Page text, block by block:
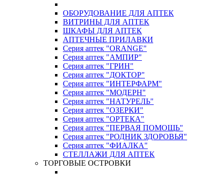
ОБОРУДОВАНИЕ ДЛЯ АПТЕК
ВИТРИНЫ ДЛЯ АПТЕК
ШКАФЫ ДЛЯ АПТЕК
АПТЕЧНЫЕ ПРИЛАВКИ
Серия аптек "ORANGE"
Серия аптек "АМПИР"
Серия аптек "ГРИН"
Серия аптек "ДОКТОР"
Серия аптек "ИНТЕРФАРМ"
Серия аптек "МОДЕРН"
Серия аптек "НАТУРЕЛЬ"
Серия аптек "ОЗЕРКИ"
Серия аптек "ОРТЕКА"
Серия аптек "ПЕРВАЯ ПОМОЩЬ"
Серия аптек "РОДНИК ЗДОРОВЬЯ"
Серия аптек "ФИАЛКА"
СТЕЛЛАЖИ ДЛЯ АПТЕК
ТОРГОВЫЕ ОСТРОВКИ